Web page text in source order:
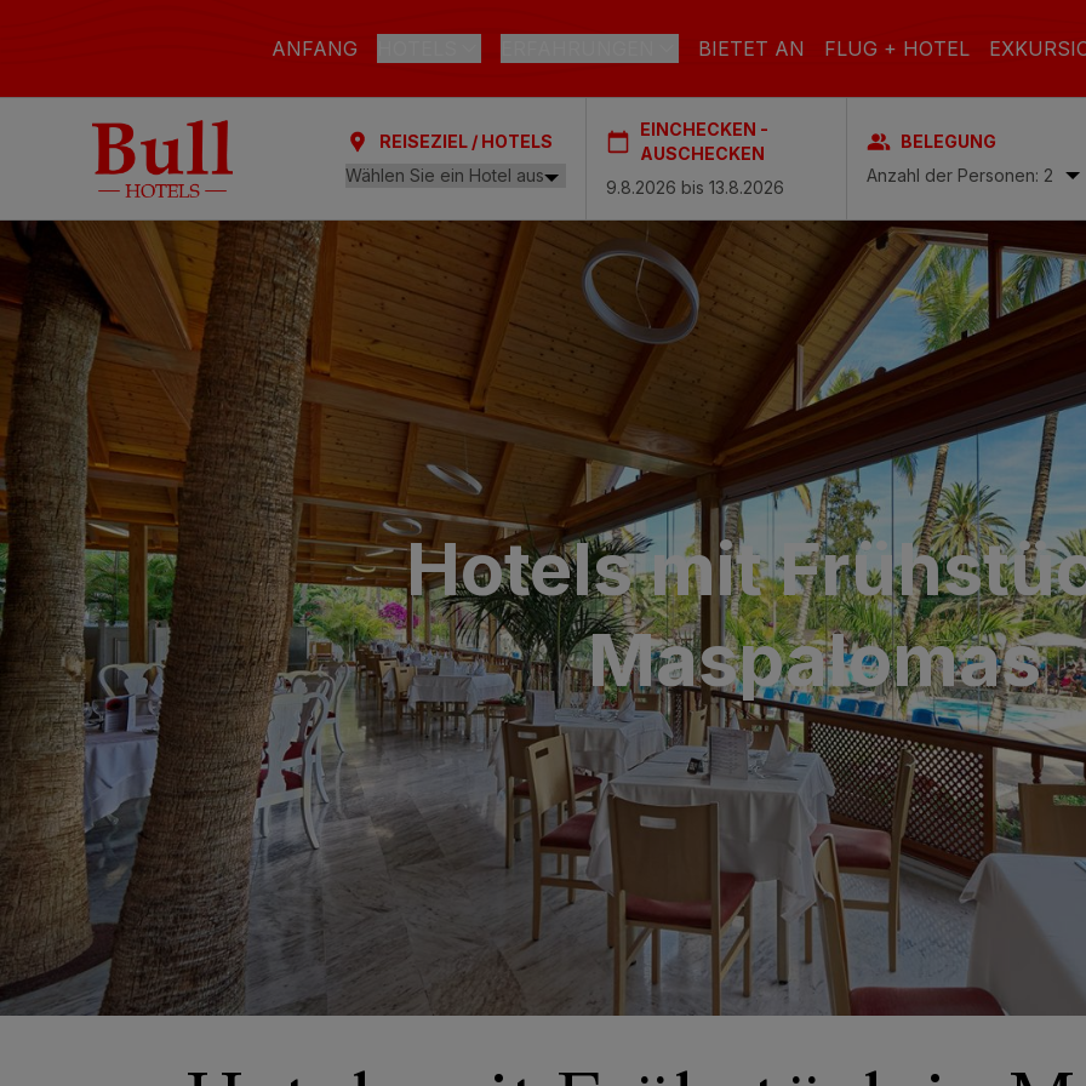
ANFANG
LAS PALMAS DE GRAN CANARIA
Bull Astoria
Bull Reina Isabel & Spa
ARGUINEGUÍN
Bull Dorado Beach & Spa
PLAYA DEL INGLÉS
Bull Eugenia Victoria & Spa
Bull Vital Suites & Spa – Boutique Hotel & adults only
Bull Escorial & Spa
Bull Boutique Casas Carmen
SAN AGUSTÍN
Bull Costa Canaria & Spa
PUERTO RICO
Sunset Suites by Bull
STRAND STADT
ADULTS ONLY FAMILIEN
BIETET AN FLUG + HOTEL
REISEZIEL / HOTELS
EINCHECKEN -
AUSCHECKEN
BELEGUNG
Anzahl der Personen: 2
Hotels mit
Maspalomas